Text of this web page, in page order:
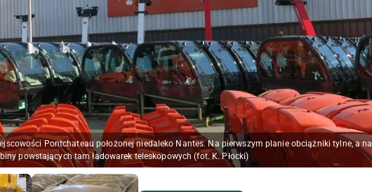
Pontchateau położonej niedaleko Nantes. Na pierwszym planie obciążniki tylne, a na
powstających tam ładowarek teleskopowych (fot. K. Płocki)